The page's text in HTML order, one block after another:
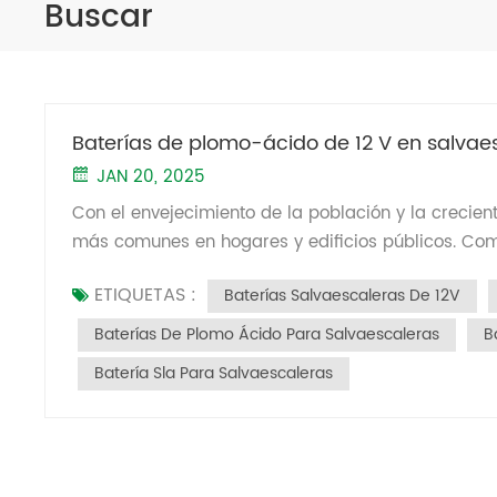
Buscar
Baterías de plomo-ácido de 12 V en
JAN 20, 2025
Con el envejecimiento de la población y la
más comunes en hogares y edificios públicos.
vida útil del equipo. 1. Necesidades de energía de
salvaescaleras modernos funcionan con
se encuentra el motor), que ayudan a subir y
carga y el cargador proporciona carga lenta de
ETIQUETAS : Baterías Salvaescaleras De 12V
Baterías De Plomo Ácido Para Salvaescaleras
Batería Sla Para Salvaescaleras